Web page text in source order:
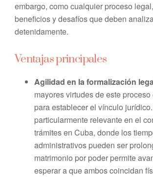
embargo, como cualquier proceso
beneficios y desafíos que deben
detenidamente.
Ventajas principales
Agilidad en la formalización
mayores virtudes de este
para establecer el vínculo
particularmente relevante en el
trámites en Cuba, donde los
administrativos pueden ser
matrimonio por poder permite
esperar a que ambos coincidan